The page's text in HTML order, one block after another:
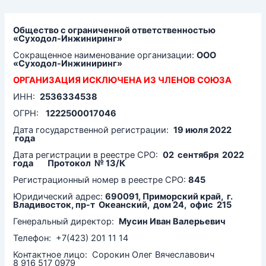
Общество с ограниченной ответственностью
«Суходол-Инжиниринг»
Сокращенное наименование организации:ООО
«Суходол-Инжиниринг»
ОРГАНИЗАЦИЯ ИСКЛЮЧЕНА ИЗ ЧЛЕНОВ СОЮЗА
ИНН:2536334538
ОГРН:1222500017046
Дата государственной регистрации:19 июля 2022
года
Дата регистрации в реестре СРО:02 сентября 2022
года Протокол № 13/К
Регистрационный номер в реестре СРО:845
Юридический адрес:690091, Приморский край, г.
Владивосток, пр-т Океанский, дом 24, офис 215
Генеральный директор: Мусин Иван Валерьевич
Телефон: +7(423) 201 11 14
Контактное лицо: Сорокин Олег Вячеславович
8 916 517 0979